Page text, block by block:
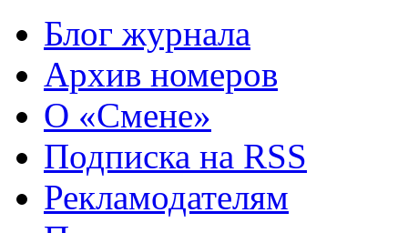
Блог журнала
Архив номеров
О «Смене»
Подписка на RSS
Рекламодателям